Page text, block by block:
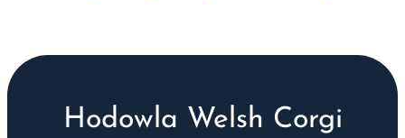
Hodowla Welsh Corgi